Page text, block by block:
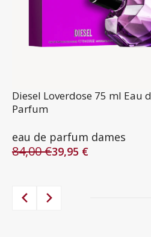
Diesel Loverdose 75 ml Eau
Parfum
eau de parfum dames
84,00€
Oorspronkelijke
84,00 €.
39,95 €
Huidige
39,95 €.